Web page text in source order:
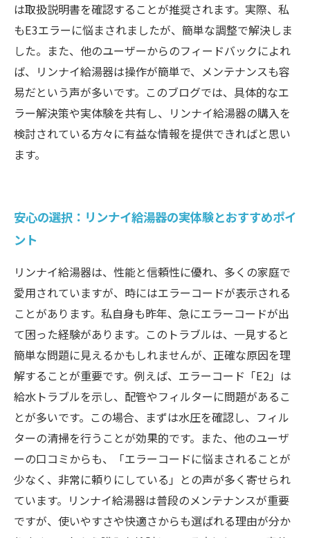
は取扱説明書を確認することが推奨されます。実際、私
もE3エラーに悩まされましたが、簡単な調整で解決しま
した。また、他のユーザーからのフィードバックによれ
ば、リンナイ給湯器は操作が簡単で、メンテナンスも容
易だという声が多いです。このブログでは、具体的なエ
ラー解決策や実体験を共有し、リンナイ給湯器の購入を
検討されている方々に有益な情報を提供できればと思い
ます。
安心の選択：リンナイ給湯器の実体験とおすすめポイ
ント
リンナイ給湯器は、性能と信頼性に優れ、多くの家庭で
愛用されていますが、時にはエラーコードが表示される
ことがあります。私自身も昨年、急にエラーコードが出
て困った経験があります。このトラブルは、一見すると
簡単な問題に見えるかもしれませんが、正確な原因を理
解することが重要です。例えば、エラーコード「E2」は
給水トラブルを示し、配管やフィルターに問題があるこ
とが多いです。この場合、まずは水圧を確認し、フィル
ターの清掃を行うことが効果的です。また、他のユーザ
ーの口コミからも、「エラーコードに悩まされることが
少なく、非常に頼りにしている」との声が多く寄せられ
ています。リンナイ給湯器は普段のメンテナンスが重要
ですが、使いやすさや快適さからも選ばれる理由が分か